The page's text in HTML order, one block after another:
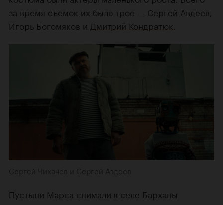
за время съемок их было трое — Сергей Авдеев,
Игорь Богомяков и Дмитрий Кондратюк
Пустыни Марса снимали в селе Барханы